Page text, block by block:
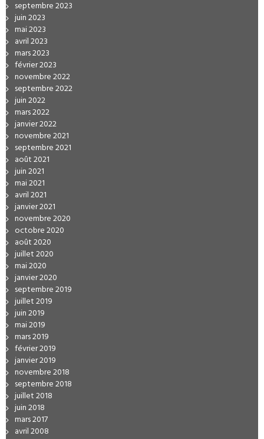
septembre 2023
juin 2023
mai 2023
avril 2023
mars 2023
février 2023
novembre 2022
septembre 2022
juin 2022
mars 2022
janvier 2022
novembre 2021
septembre 2021
août 2021
juin 2021
mai 2021
avril 2021
janvier 2021
novembre 2020
octobre 2020
août 2020
juillet 2020
mai 2020
janvier 2020
septembre 2019
juillet 2019
juin 2019
mai 2019
mars 2019
février 2019
janvier 2019
novembre 2018
septembre 2018
juillet 2018
juin 2018
mars 2017
avril 2008